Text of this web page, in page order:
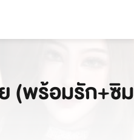
(พร้อมรัก+ซิม